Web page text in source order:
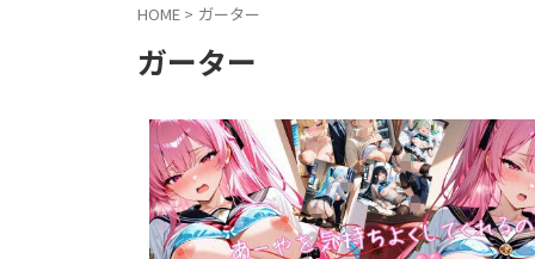
HOME > ガーター
ガーター